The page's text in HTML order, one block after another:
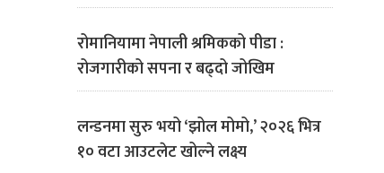
रोमानियामा नेपाली श्रमिकको पीडा :
रोजगारीको सपना र बढ्दो जोखिम
लन्डनमा सुरु भयो ‘झोल मोमो,’ २०२६ भित्र
१० वटा आउटलेट खोल्ने लक्ष्य